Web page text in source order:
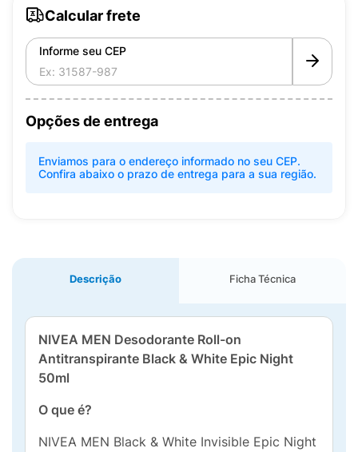
Calcular frete
Informe seu CEP
Opções de entrega
Enviamos para o endereço informado no seu CEP.
Confira abaixo o prazo de entrega para a sua região.
Descrição Ficha Técnica
NIVEA MEN Desodorante Roll-on
Antitranspirante Black & White Epic Night
50ml
O que é?
NIVEA MEN Black & White Invisible Epic Night